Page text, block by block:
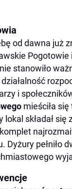
od dawna już
stanowiło
i
mieściła
składał
pełniło